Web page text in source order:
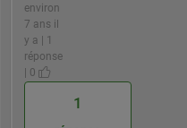
environ
7 ans il
y a | 1
réponse
| 0
1